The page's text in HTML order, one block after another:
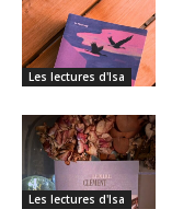
Les lectures d'Isa
Les lectures d'Isa